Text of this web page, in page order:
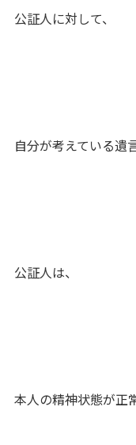
公証人に対して、
自分が考えている遺
公証人は、
本人の精神状態が正